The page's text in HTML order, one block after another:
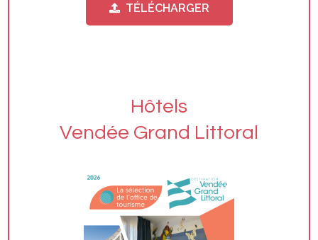
TÉLÉCHARGER
Hôtels
Vendée Grand Littoral